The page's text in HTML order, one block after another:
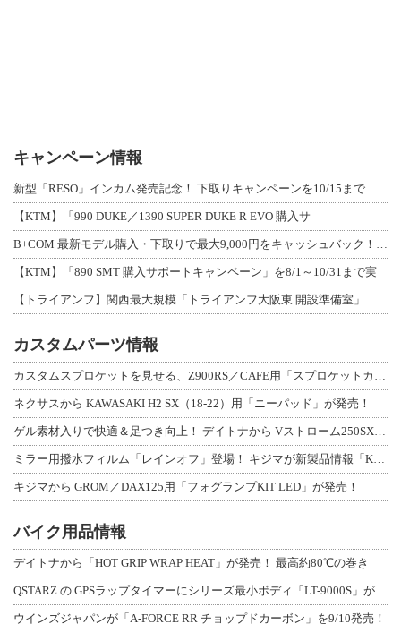
キャンペーン情報
新型「RESO」インカム発売記念！ 下取りキャンペーンを10/15まで延長して開
【KTM】「990 DUKE／1390 SUPER DUKE R EVO 購入サ
B+COM 最新モデル購入・下取りで最大9,000円をキャッシュバック！「B+F
【KTM】「890 SMT 購入サポートキャンペーン」を8/1～10/31まで実
【トライアンフ】関西最大規模「トライアンフ大阪東 開設準備室」がオープン！ 限定
カスタムパーツ情報
カスタムスプロケットを見せる、Z900RS／CAFE用「スプロケットカバーフルキ
ネクサスから KAWASAKI H2 SX（18-22）用「ニーパッド」が発売！
ゲル素材入りで快適＆足つき向上！ デイトナから Vストローム250SX用「快適ロ
ミラー用撥水フィルム「レインオフ」登場！ キジマが新製品情報「KIJIMA NE
キジマから GROM／DAX125用「フォグランプKIT LED」が発売！
バイク用品情報
デイトナから「HOT GRIP WRAP HEAT」が発売！ 最高約80℃の巻き
QSTARZ の GPSラップタイマーにシリーズ最小ボディ「LT-9000S」が
ウインズジャパンが「A-FORCE RR チョップドカーボン」を9/10発売！